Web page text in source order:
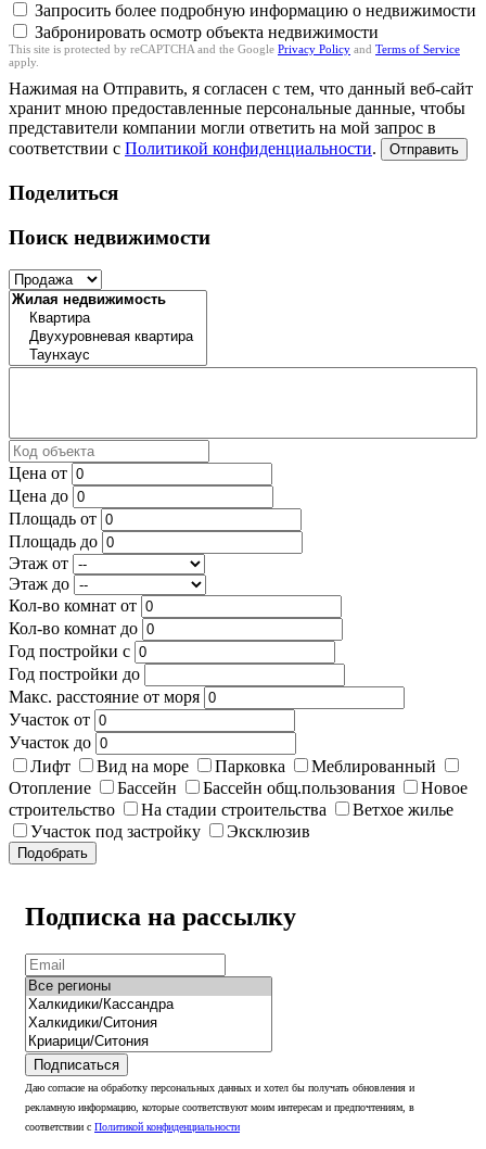
Запросить более подробную информацию о недвижимости
Забронировать осмотр объекта недвижимости
This site is protected by reCAPTCHA and the Google Privacy Policy and Terms of Service
apply.
Нажимая на Отправить, я согласен с тем, что данный веб-сайт
хранит мною предоставленные персональные данные, чтобы
представители компании могли ответить на мой запрос в
соответствии с Политикой конфиденциальности. Отправить
Поделиться
Поиск недвижимости
Цена от
Цена до
Площадь от
Площадь до
Этаж от
Этаж до
Кол-во комнат от
Кол-во комнат до
Год постройки с
Год постройки до
Макс. расстояние от моря
Участок от
Участок до
Лифт
Вид на море Парковка
Меблированный
Отопление
Бассейн Бассейн общ.пользования
Новое
строительство
На стадии строительства
Ветхое жилье
Участок под застройку
Эксклюзив
Подобрать
Подписка на рассылку
Подписаться
Даю согласие на обработку персональных данных и хотел бы получать обновления и
рекламную информацию, которые соответствуют моим интересам и предпочтениям, в
соответствии с Политикой конфиденциальности